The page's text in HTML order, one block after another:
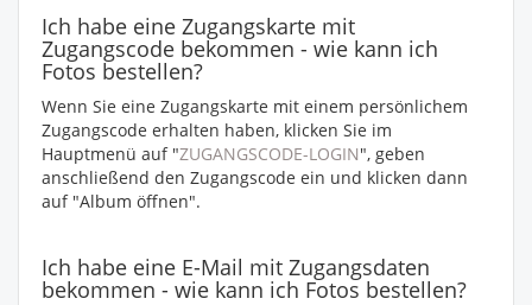
Ich habe eine Zugangskarte mit
Zugangscode bekommen - wie kann ich
Fotos bestellen?
Wenn Sie eine Zugangskarte mit einem persönlichem
Zugangscode erhalten haben, klicken Sie im
Hauptmenü auf "ZUGANGSCODE-LOGIN", geben
anschließend den Zugangscode ein und klicken dann
auf "Album öffnen".
Ich habe eine E-Mail mit Zugangsdaten
bekommen - wie kann ich Fotos bestellen?